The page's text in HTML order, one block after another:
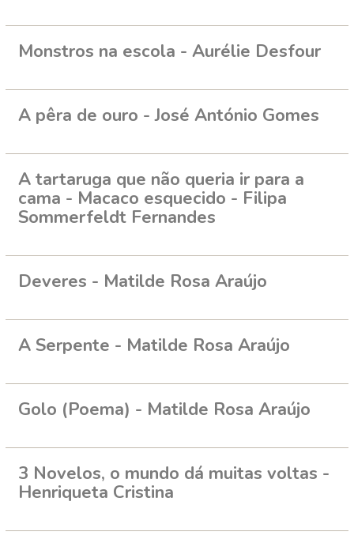
Monstros na escola - Aurélie Desfour
A pêra de ouro - José António Gomes
A tartaruga que não queria ir para a
cama - Macaco esquecido - Filipa
Sommerfeldt Fernandes
Deveres - Matilde Rosa Araújo
A Serpente - Matilde Rosa Araújo
Golo (Poema) - Matilde Rosa Araújo
3 Novelos, o mundo dá muitas voltas -
Henriqueta Cristina